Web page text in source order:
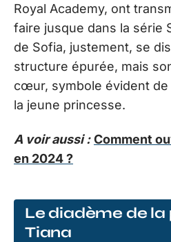
Royal Academy, ont
faire jusque dans la série
de Sofia, justement, se
structure épurée, mais
cœur, symbole évident de
la jeune princesse.
A voir aussi : Comment
en 2024 ?
Le diadème de la
Tiana